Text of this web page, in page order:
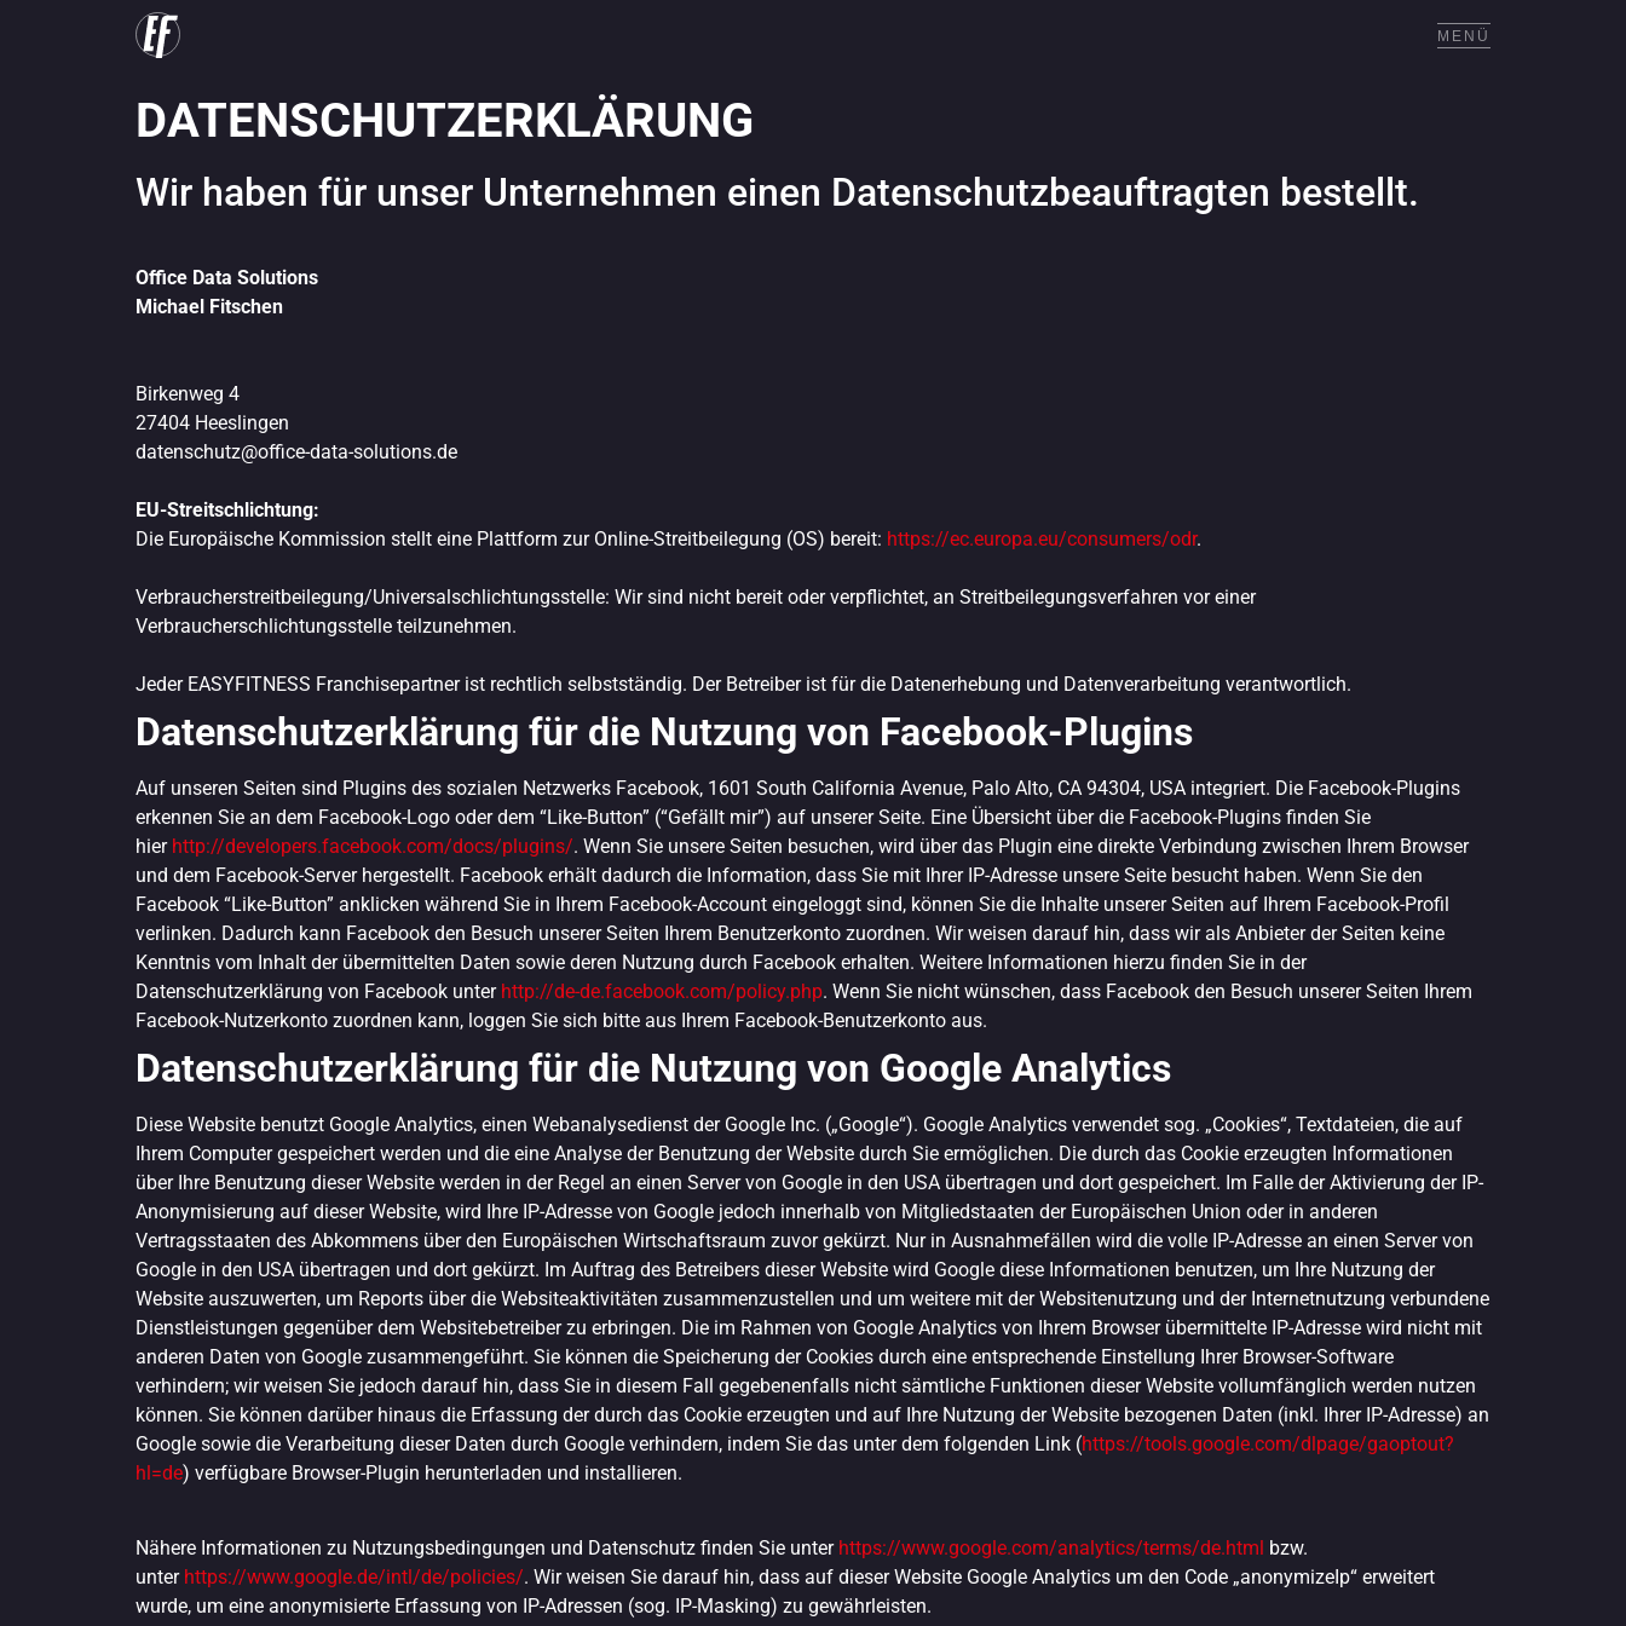
MENÜ
DATENSCHUTZERKLÄRUNG
Wir haben für unser Unternehmen einen Datenschutzbeauftragten bestellt.
Office Data Solutions
Michael Fitschen
Birkenweg 4
27404 Heeslingen
datenschutz@office-data-solutions.de
EU-Streitschlichtung:
Die Europäische Kommission stellt eine Plattform zur Online-Streitbeilegung (OS) bereit: https://ec.europa.eu/consumers/odr.
Verbraucherstreitbeilegung/Universalschlichtungsstelle: Wir sind nicht bereit oder verpflichtet, an Streitbeilegungsverfahren vor einer
Verbraucherschlichtungsstelle teilzunehmen.
Jeder EASYFITNESS Franchisepartner ist rechtlich selbstständig. Der Betreiber ist für die Datenerhebung und Datenverarbeitung verantwortlich.
Datenschutzerklärung für die Nutzung von Facebook-Plugins
Auf unseren Seiten sind Plugins des sozialen Netzwerks Facebook, 1601 South California Avenue, Palo Alto, CA 94304, USA integriert. Die Facebook-Plugins
erkennen Sie an dem Facebook-Logo oder dem “Like-Button” (“Gefällt mir”) auf unserer Seite. Eine Übersicht über die Facebook-Plugins finden Sie
hier http://developers.facebook.com/docs/plugins/. Wenn Sie unsere Seiten besuchen, wird über das Plugin eine direkte Verbindung zwischen Ihrem Browser
und dem Facebook-Server hergestellt. Facebook erhält dadurch die Information, dass Sie mit Ihrer IP-Adresse unsere Seite besucht haben. Wenn Sie den
Facebook “Like-Button” anklicken während Sie in Ihrem Facebook-Account eingeloggt sind, können Sie die Inhalte unserer Seiten auf Ihrem Facebook-Profil
verlinken. Dadurch kann Facebook den Besuch unserer Seiten Ihrem Benutzerkonto zuordnen. Wir weisen darauf hin, dass wir als Anbieter der Seiten keine
Kenntnis vom Inhalt der übermittelten Daten sowie deren Nutzung durch Facebook erhalten. Weitere Informationen hierzu finden Sie in der
Datenschutzerklärung von Facebook unter http://de-de.facebook.com/policy.php. Wenn Sie nicht wünschen, dass Facebook den Besuch unserer Seiten Ihrem
Facebook-Nutzerkonto zuordnen kann, loggen Sie sich bitte aus Ihrem Facebook-Benutzerkonto aus.
Datenschutzerklärung für die Nutzung von Google Analytics
Diese Website benutzt Google Analytics, einen Webanalysedienst der Google Inc. („Google“). Google Analytics verwendet sog. „Cookies“, Textdateien, die auf
Ihrem Computer gespeichert werden und die eine Analyse der Benutzung der Website durch Sie ermöglichen. Die durch das Cookie erzeugten Informationen
über Ihre Benutzung dieser Website werden in der Regel an einen Server von Google in den USA übertragen und dort gespeichert. Im Falle der Aktivierung der IP-
Anonymisierung auf dieser Website, wird Ihre IP-Adresse von Google jedoch innerhalb von Mitgliedstaaten der Europäischen Union oder in anderen
Vertragsstaaten des Abkommens über den Europäischen Wirtschaftsraum zuvor gekürzt. Nur in Ausnahmefällen wird die volle IP-Adresse an einen Server von
Google in den USA übertragen und dort gekürzt. Im Auftrag des Betreibers dieser Website wird Google diese Informationen benutzen, um Ihre Nutzung der
Website auszuwerten, um Reports über die Websiteaktivitäten zusammenzustellen und um weitere mit der Websitenutzung und der Internetnutzung verbundene
Dienstleistungen gegenüber dem Websitebetreiber zu erbringen. Die im Rahmen von Google Analytics von Ihrem Browser übermittelte IP-Adresse wird nicht mit
anderen Daten von Google zusammengeführt. Sie können die Speicherung der Cookies durch eine entsprechende Einstellung Ihrer Browser-Software
verhindern; wir weisen Sie jedoch darauf hin, dass Sie in diesem Fall gegebenenfalls nicht sämtliche Funktionen dieser Website vollumfänglich werden nutzen
können. Sie können darüber hinaus die Erfassung der durch das Cookie erzeugten und auf Ihre Nutzung der Website bezogenen Daten (inkl. Ihrer IP-Adresse) an
Google sowie die Verarbeitung dieser Daten durch Google verhindern, indem Sie das unter dem folgenden Link (https://tools.google.com/dlpage/gaoptout?
hl=de) verfügbare Browser-Plugin herunterladen und installieren.
Nähere Informationen zu Nutzungsbedingungen und Datenschutz finden Sie unter https://www.google.com/analytics/terms/de.html bzw.
unter https://www.google.de/intl/de/policies/. Wir weisen Sie darauf hin, dass auf dieser Website Google Analytics um den Code „anonymizeIp“ erweitert
wurde, um eine anonymisierte Erfassung von IP-Adressen (sog. IP-Masking) zu gewährleisten.